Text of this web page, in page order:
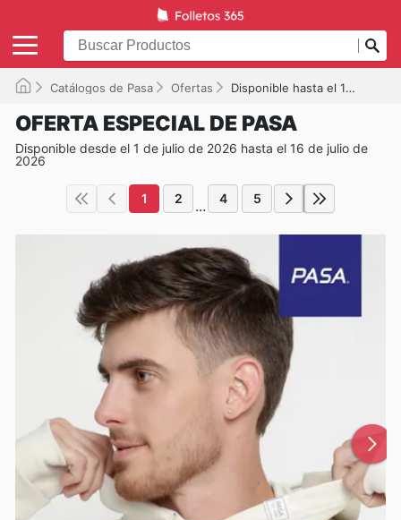
Catálogos de Pasa Ofertas Disponible hasta el 16/07/2026
OFERTA ESPECIAL DE PASA
Disponible desde el 1 de julio de 2026 hasta el 16 de julio de
2026
1 2 ... 4 5